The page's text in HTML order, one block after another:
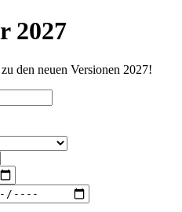
2027
den neuen Versionen 2027!